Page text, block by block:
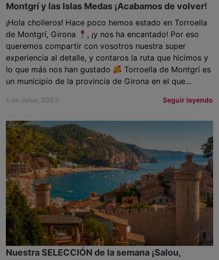
Montgrí y las Islas Medas ¡Acabamos de volver!
¡Hola cholleros! Hace poco hemos estado en Torroella
de Montgrí, Girona
, ¡y nos ha encantado! Por eso
queremos compartir con vosotros nuestra super
experiencia al detalle, y contaros la ruta que hicimos y
lo que más nos han gustado
Torroella de Montgrí es
un municipio de la provincia de Girona en el que...
1 de June, 2023 Seguir leyendo
Nuestra SELECCIÓN de la semana ¡Salou,